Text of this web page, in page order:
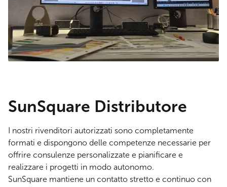
SunSquare Distributore
I nostri rivenditori autorizzati sono completamente
formati e dispongono delle competenze necessarie per
offrire consulenze personalizzate e pianificare e
realizzare i progetti in modo autonomo.
SunSquare mantiene un contatto stretto e continuo con